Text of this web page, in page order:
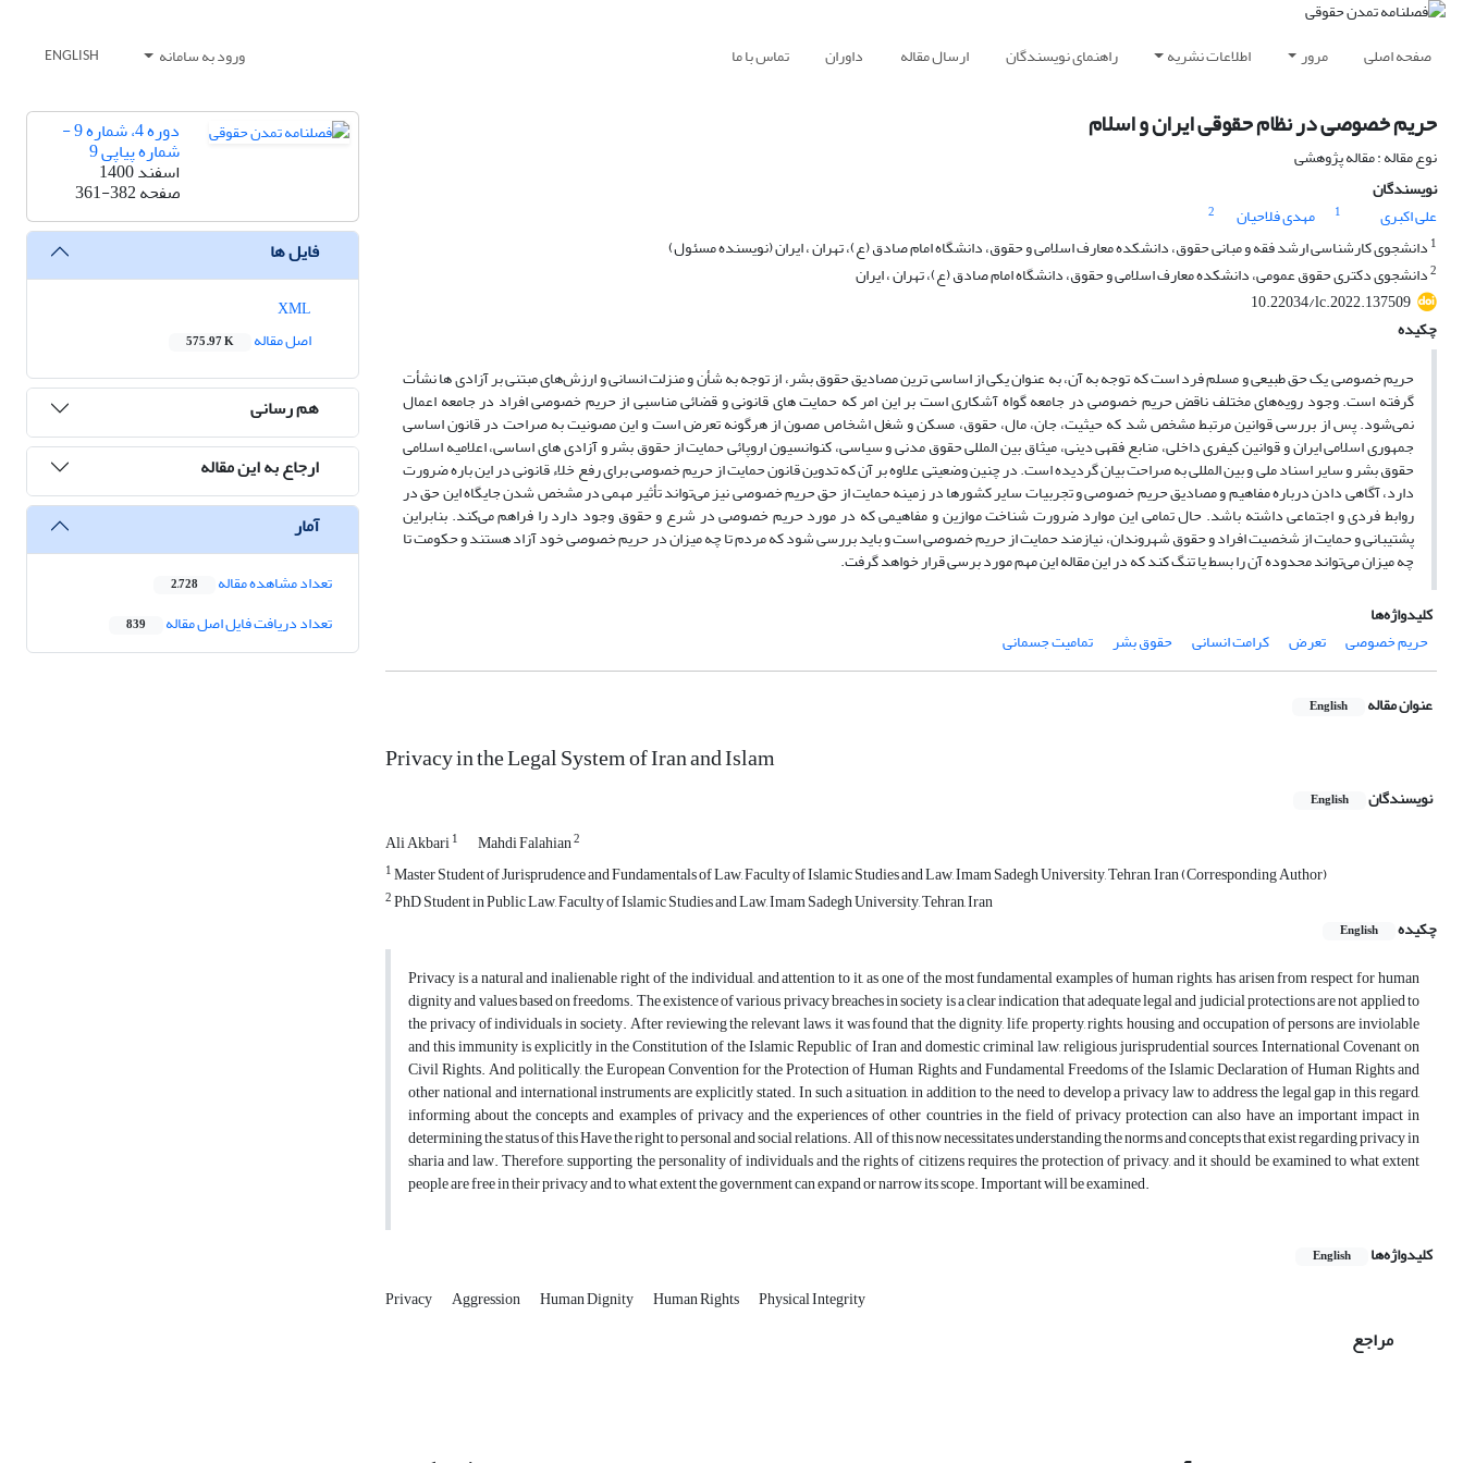
صفحه اصلی مرور اطلاعات نشریه راهنمای نویسندگان ارسال مقاله داوران تماس با ما ورود به سامانه ENGLISH
حریم خصوصی در نظام حقوقی ایران و اسلام
نوع مقاله : مقاله پژوهشی
نویسندگان
علی اکبری
1 مهدی فلاحیان
2
1 دانشجوی کارشناسی ارشد فقه و مبانی حقوق، دانشکده معارف اسلامی و حقوق، دانشگاه امام صادق (ع)، تهران ، ایران (نویسنده مسئول)
2دانشجوی دکتری حقوق عمومی، دانشکده معارف اسلامی و حقوق، دانشگاه امام صادق (ع)، تهران ، ایران
10.22034/lc.2022.137509
چکیده
حریم خصوصی یک حق طبیعی و مسلم فرد است که توجه به آن، به عنوان یکی از اساسی ترین مصادیق حقوق بشر، از توجه به شأن و منزلت انسانی و ارزش‌های مبتنی بر آزادی ها نشأت
گرفته است. وجود رویه‌های مختلف ناقض حریم خصوصی در جامعه گواه آشکاری است بر این امر که حمایت های قانونی و قضائی مناسبی از حریم خصوصی افراد در جامعه اعمال
نمی‌شود. پس از بررسی قوانین مرتبط مشخص شد که حیثیت، جان، مال، حقوق، مسکن و شغل اشخاص مصون از هرگونه تعرض است و این مصونیت به صراحت در قانون اساسی
جمهوری اسلامی ایران و قوانین کیفری داخلی، منابع فقهی دینی، میثاق بین المللی حقوق مدنی و سیاسی، کنوانسیون اروپائی حمایت از حقوق بشر و آزادی های اساسی، اعلامیه اسلامی
حقوق بشر و سایر اسناد ملی و بین المللی به صراحت بیان گردیده است. در چنین وضعیتی علاوه بر آن که تدوین قانون حمایت از حریم خصوصی برای رفع خلاء قانونی در این باره ضرورت
دارد، آگاهی دادن درباره مفاهیم و مصادیق حریم خصوصی و تجربیات سایر کشورها در زمینه حمایت از حق حریم خصوصی نیز می‌تواند تأثیر مهمی در مشخص شدن جایگاه این حق در
روابط فردی و اجتماعی داشته باشد. حال تمامی این موارد ضرورت شناخت موازین و مفاهیمی که در مورد حریم خصوصی در شرع و حقوق وجود دارد را فراهم می‌کند. بنابراین
پشتیبانی و حمایت از شخصیت افراد و حقوق شهروندان، نیازمند حمایت از حریم خصوصی است و باید بررسی شود که مردم تا چه میزان در حریم خصوصی خود آزاد هستند و حکومت تا
چه میزان می‌تواند محدوده آن را بسط یا تنگ کند که در این مقاله این مهم مورد برسی قرار خواهد گرفت.
کلیدواژه‌ها
حریم خصوصی
تعرض کرامت انسانی حقوق بشر تمامیت جسمانی
عنوان مقاله English
Privacy in the Legal System of Iran and Islam
نویسندگان English
Ali Akbari1 Mahdi Falahian2
1Master Student of Jurisprudence and Fundamentals of Law, Faculty of Islamic Studies and Law, Imam Sadegh University, Tehran, Iran (Corresponding Author)
2PhD Student in Public Law, Faculty of Islamic Studies and Law, Imam Sadegh University, Tehran, Iran
چکیده
English
Privacy is a natural and inalienable right of the individual, and attention to it, as one of the most fundamental examples of human rights, has arisen from respect for human
dignity and values ​​based on freedoms. The existence of various privacy breaches in society is a clear indication that adequate legal and judicial protections are not applied to
the privacy of individuals in society. After reviewing the relevant laws, it was found that the dignity, life, property, rights, housing and occupation of persons are inviolable
and this immunity is explicitly in the Constitution of the Islamic Republic of Iran and domestic criminal law, religious jurisprudential sources, International Covenant on
Civil Rights. And politically, the European Convention for the Protection of Human Rights and Fundamental Freedoms of the Islamic Declaration of Human Rights and
other national and international instruments are explicitly stated. In such a situation, in addition to the need to develop a privacy law to address the legal gap in this regard,
informing about the concepts and examples of privacy and the experiences of other countries in the field of privacy protection can also have an important impact in
determining the status of this Have the right to personal and social relations. All of this now necessitates understanding the norms and concepts that exist regarding privacy in
sharia and law. Therefore, supporting the personality of individuals and the rights of citizens requires the protection of privacy, and it should be examined to what extent
people are free in their privacy and to what extent the government can expand or narrow its scope. Important will be examined.
کلیدواژه‌ها English
Privacy Aggression Human Dignity Human Rights Physical Integrity
مراجع
دوره 4، شماره 9 -
شماره پیاپی 9
اسفند 1400
صفحه361-382
فایل ها
اصل مقاله
575.97 K
هم رسانی
ارجاع به این مقاله
آمار
تعداد مشاهده مقاله 2,728
تعداد دریافت فایل اصل مقاله 839